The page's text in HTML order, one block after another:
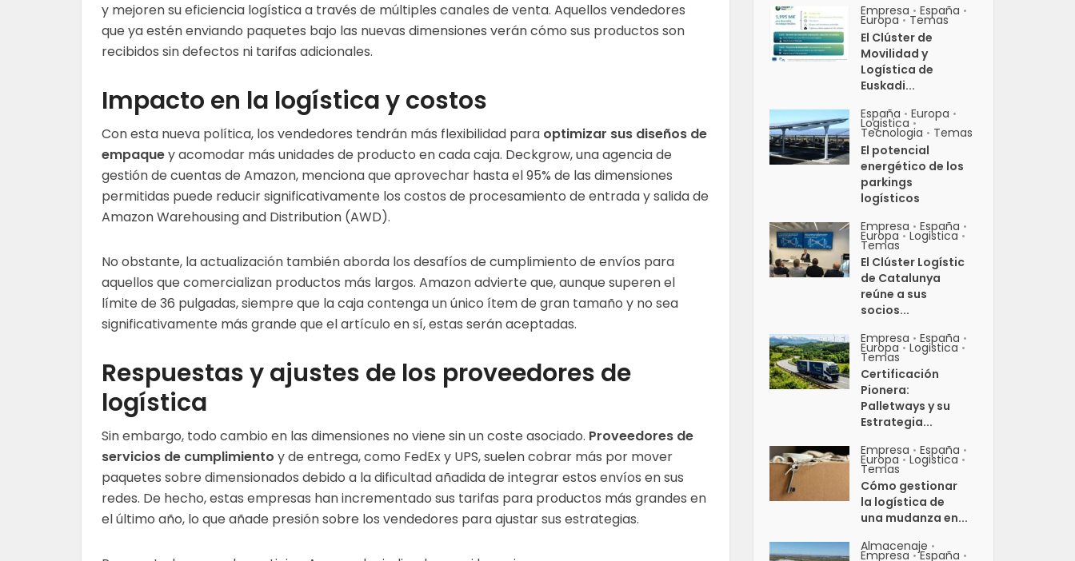
y mejoren su eficiencia logística a través de múltiples canales de venta. Aquellos vendedores
que ya estén enviando paquetes bajo las nuevas dimensiones verán cómo sus productos son
recibidos sin defectos ni tarifas adicionales.
Impacto en la logística y costos
Con esta nueva política, los vendedores tendrán más flexibilidad para optimizar sus diseños de
empaquey acomodar más unidades de producto en cada caja. Deckgrow, una agencia de
gestión de cuentas de Amazon, menciona que aprovechar hasta el 95% de las dimensiones
permitidas puede reducir significativamente los costos de procesamiento de entrada y salida de
Amazon Warehousing and Distribution (AWD).
No obstante, la actualización también aborda los desafíos de cumplimiento de envíos para
aquellos que comercializan productos más largos. Amazon advierte que, aunque superen el
límite de 36 pulgadas, siempre que la caja contenga un único ítem de gran tamaño y no sea
significativamente más grande que el artículo en sí, estas serán aceptadas.
Respuestas y ajustes de los proveedores de
logística
Sin embargo, todo cambio en las dimensiones no viene sin un coste asociado. Proveedores de
servicios de cumplimiento y de entrega, como FedEx y UPS, suelen cobrar más por mover
paquetes sobre dimensionados debido a la dificultad añadida de integrar estos envíos en sus
redes. De hecho, estas empresas han incrementado sus tarifas para productos más grandes en
el último año, lo que añade presión sobre los vendedores para ajustar sus estrategias.
Empresa • España •
Europa • Temas
El Clúster de
Movilidad y
Logística de
Euskadi...
España • Europa •
Logistica •
Tecnologia • Temas
El potencial
energético de los
parkings
logísticos
Empresa • España •
Europa • Logistica •
Temas
El Clúster Logístic
de Catalunya
reúne a sus
socios...
Empresa • España •
Europa • Logistica •
Temas
Certificación
Pionera:
Palletways y su
Estrategia...
Empresa • España •
Europa • Logistica •
Temas
Cómo gestionar
la logística de
una mudanza en...
Almacenaje •
Empresa • España •